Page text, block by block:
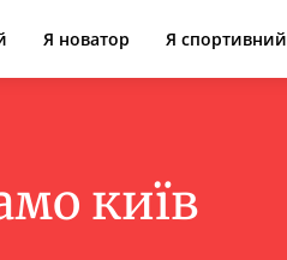
Я новатор Я спортивний
київ